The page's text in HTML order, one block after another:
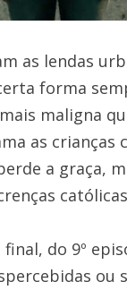
as lendas
forma
maligna
as crianças
a graça,
do 9º
ou